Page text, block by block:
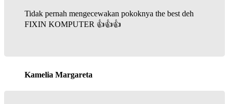
Tidak pernah mengecewakan pokoknya the best deh
FIXIN KOMPUTER 👍👍👍
Kamelia Margareta